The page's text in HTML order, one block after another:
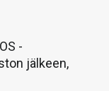
-
jälkeen,